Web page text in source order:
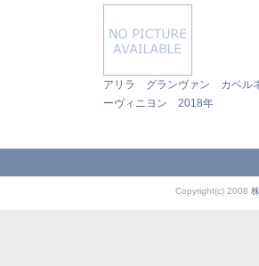
アリラ グランヴァン カベル
ーヴィニヨン 2018年
Copyright(c) 2008